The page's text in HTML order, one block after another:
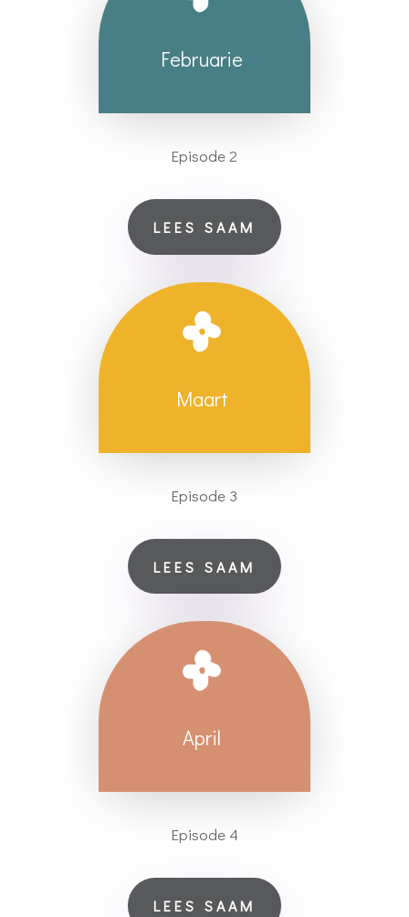
Februarie
Episode 2
LEES SAAM
Maart
Episode 3
LEES SAAM
April
Episode 4
LEES SAAM